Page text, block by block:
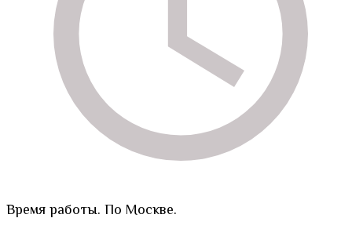
Время работы. По Москве.